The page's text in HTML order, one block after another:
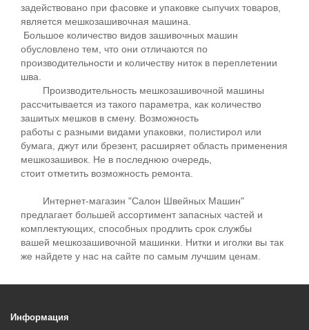
задействовано при фасовке и упаковке сыпучих товаров,
является мешкозашивочная машина.
Большое количество видов зашивочных машин
обусловлено тем, что они отличаются по
производительности и количеству ниток в переплетении
шва.
Производительность мешкозашивочной машины
рассчитывается из такого параметра, как количество
зашитых мешков в смену. Возможность
работы с разными видами упаковки, полистирол или
бумага, джут или брезент, расширяет область применения
мешкозашивок. Не в последнюю очередь,
стоит отметить возможность ремонта.
Интернет-магазин "Салон Швейных Машин"
предлагает большей ассортимент запасных частей и
комплектующих, способных продлить срок службы
вашей мешкозашивочной машинки. Нитки и иголки вы так
же найдете у нас на сайте по самым лучшим ценам.
Информация